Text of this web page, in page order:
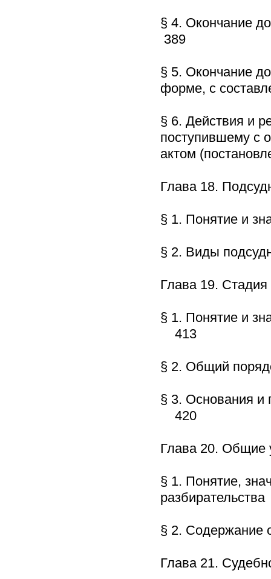
§ 4. Окончание
389
§ 5. Окончание
форме, с
§ 6. Действия и
поступившему с
актом
Глава 18.
§ 1. Понятие и
§ 2. Виды
Глава 19.
§ 1. Понятие и
413
§ 2. Общий
§ 3. Основания и
420
Глава 20. Общие
§ 1. Понятие,
§ 2. Содержание
Глава 21.